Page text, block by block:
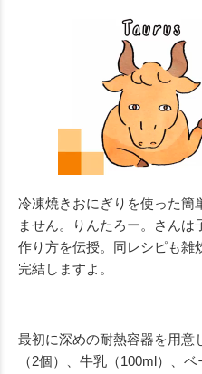
冷凍焼きおにぎりを使った簡
ません。りんたろー。さんは
作り方を伝授。同レシピも雑
完結しますよ。
最初に深めの耐熱容器を用意
（2個）、牛乳（100ml）、